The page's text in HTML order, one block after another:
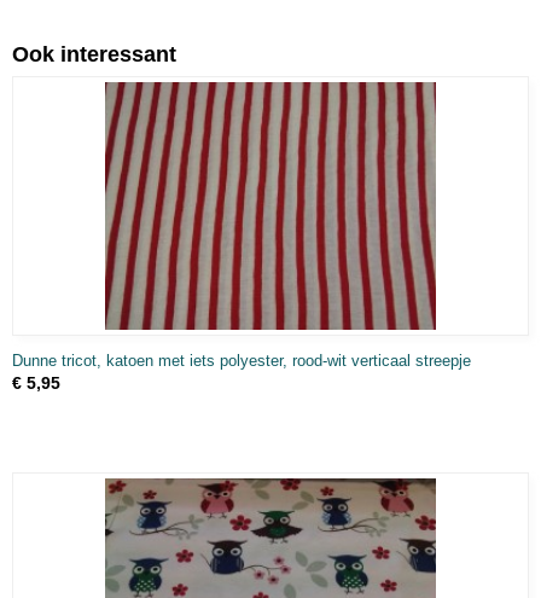
Ook interessant
Dunne tricot, katoen met iets polyester, rood-wit verticaal streepje
€ 5,95